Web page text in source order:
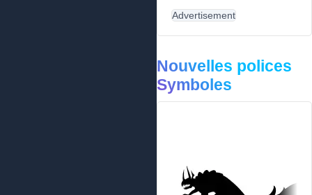
Advertisement
Nouvelles polices
Symboles